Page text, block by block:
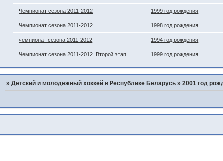
Чемпионат сезона 2011-2012 1999 год рождения
Чемпионат сезона 2011-2012 1998 год рождения
чемпионат сезона 2011-2012 1994 год рождения
Чемпионат сезона 2011-2012. Второй этап 1999 год рождения
»Детский и молодёжный хоккей в Республике Беларусь »2001 год